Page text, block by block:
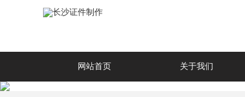
网站首页 关于我们